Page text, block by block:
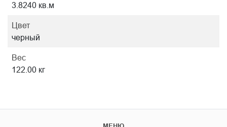
3.8240 кв.м
Цвет
черный
Вес
122.00 кг